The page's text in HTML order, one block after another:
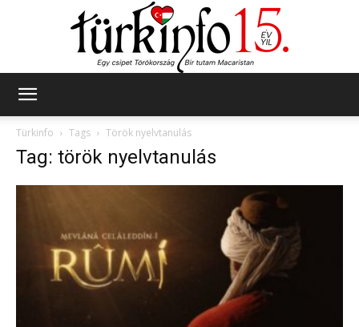
Türkinfo
Tags Török nyelvtanulás
Tag: török nyelvtanulás